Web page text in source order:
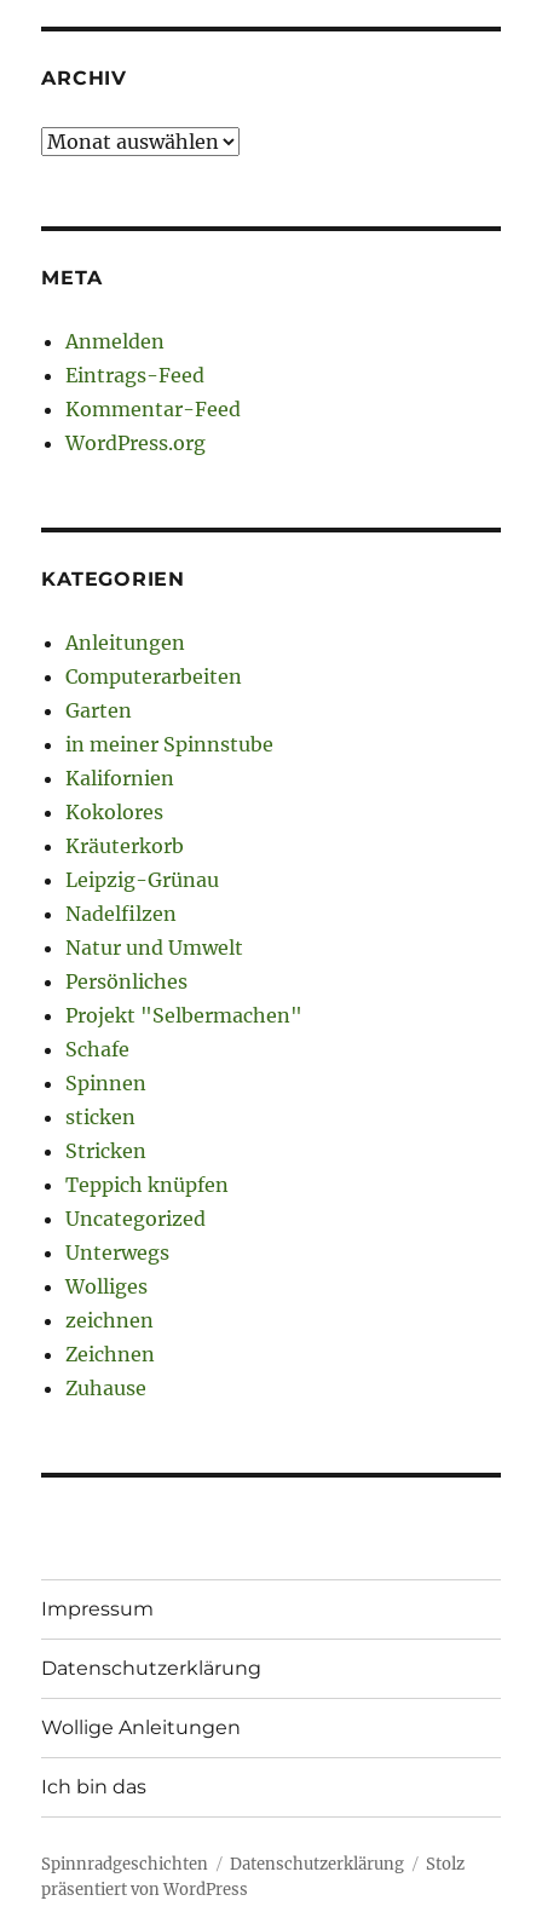
ARCHIV
Archiv
META
Anmelden
Eintrags-Feed
Kommentar-Feed
WordPress.org
KATEGORIEN
Anleitungen
Computerarbeiten
Garten
in meiner Spinnstube
Kalifornien
Kokolores
Kräuterkorb
Leipzig-Grünau
Nadelfilzen
Natur und Umwelt
Persönliches
Projekt "Selbermachen"
Schafe
Spinnen
sticken
Stricken
Teppich knüpfen
Uncategorized
Unterwegs
Wolliges
zeichnen
Zeichnen
Zuhause
Impressum
Datenschutzerklärung
Wollige Anleitungen
Ich bin das
Spinnradgeschichten Datenschutzerklärung
Stolz
präsentiert von WordPress